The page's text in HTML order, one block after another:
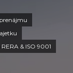
& ISO 9001